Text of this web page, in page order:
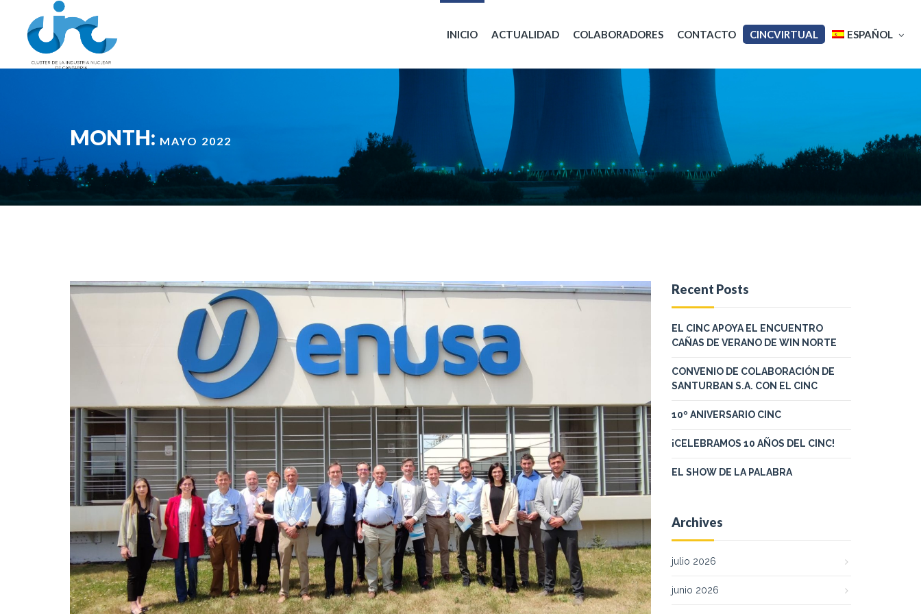
INICIO ACTUALIDAD COLABORADORES CONTACTO CINCVIRTUAL ESPAÑOL
Français
MONTH: MAYO 2022
Recent Posts
EL CINC APOYA EL ENCUENTRO
CAÑAS DE VERANO DE WIN NORTE
CONVENIO DE COLABORACIÓN DE
SANTURBAN S.A. CON EL CINC
10º ANIVERSARIO CINC
¡CELEBRAMOS 10 AÑOS DEL CINC!
EL SHOW DE LA PALABRA
Archives
julio 2026
junio 2026